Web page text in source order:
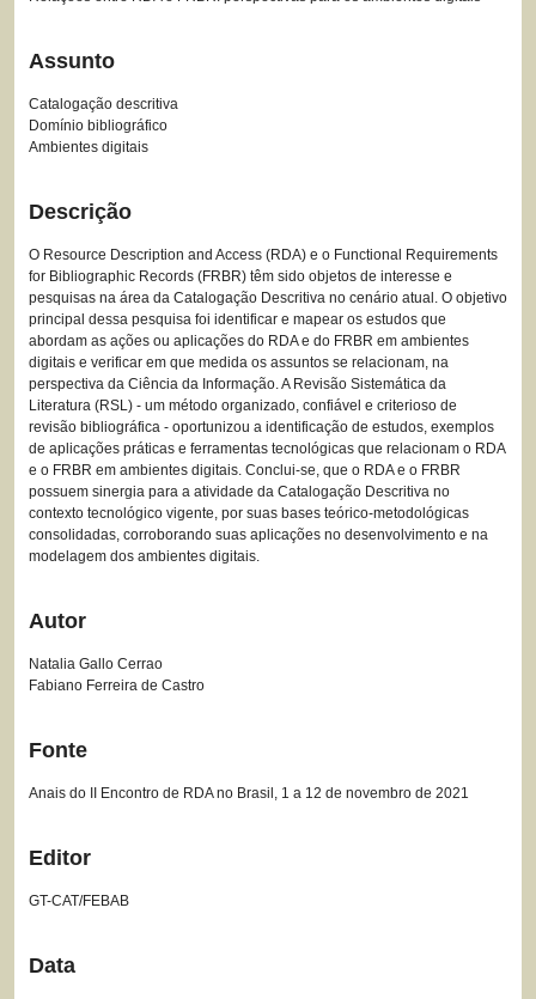
Assunto
Catalogação descritiva
Domínio bibliográfico
Ambientes digitais
Descrição
O Resource Description and Access (RDA) e o Functional Requirements
for Bibliographic Records (FRBR) têm sido objetos de interesse e
pesquisas na área da Catalogação Descritiva no cenário atual. O objetivo
principal dessa pesquisa foi identificar e mapear os estudos que
abordam as ações ou aplicações do RDA e do FRBR em ambientes
digitais e verificar em que medida os assuntos se relacionam, na
perspectiva da Ciência da Informação. A Revisão Sistemática da
Literatura (RSL) - um método organizado, confiável e criterioso de
revisão bibliográfica - oportunizou a identificação de estudos, exemplos
de aplicações práticas e ferramentas tecnológicas que relacionam o RDA
e o FRBR em ambientes digitais. Conclui-se, que o RDA e o FRBR
possuem sinergia para a atividade da Catalogação Descritiva no
contexto tecnológico vigente, por suas bases teórico-metodológicas
consolidadas, corroborando suas aplicações no desenvolvimento e na
modelagem dos ambientes digitais.
Autor
Natalia Gallo Cerrao
Fabiano Ferreira de Castro
Fonte
Anais do II Encontro de RDA no Brasil, 1 a 12 de novembro de 2021
Editor
GT-CAT/FEBAB
Data